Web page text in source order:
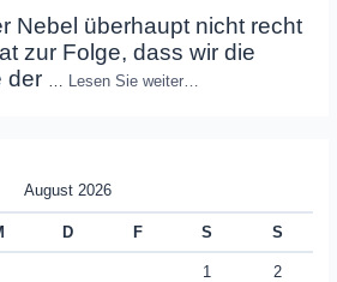
Nebel überhaupt nicht recht
zur Folge, dass wir die
der … Lesen Sie weiter…
August 2026
D F S S
1
2